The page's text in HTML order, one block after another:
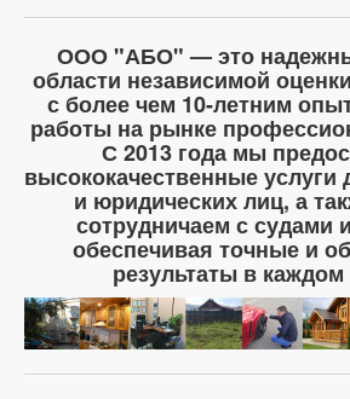
ООО "АБО" — это
области независимой
с более чем 10-летним
работы на рынке
С 2013 года мы
высококачественные услуги
и юридических лиц, а
сотрудничаем с судами
обеспечивая точные и
результаты в каждом